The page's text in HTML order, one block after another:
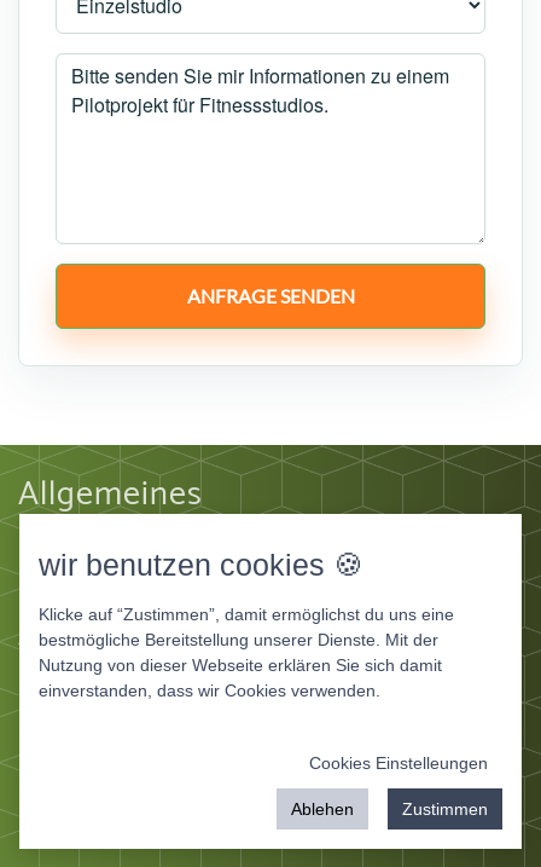
ANFRAGE SENDEN
Allgemeines
Datenschutz
Apps
Ernährungstagebuch Deluxe
© 2026 ernaehrungstagebuch-deluxe.de
wir benutzen cookies 🍪
Klicke auf “Zustimmen”, damit ermöglichst du uns eine
bestmögliche Bereitstellung unserer Dienste. Mit der
Nutzung von dieser Webseite erklären Sie sich damit
einverstanden, dass wir Cookies verwenden.
Cookies Einstelleungen
Ablehen Zustimmen